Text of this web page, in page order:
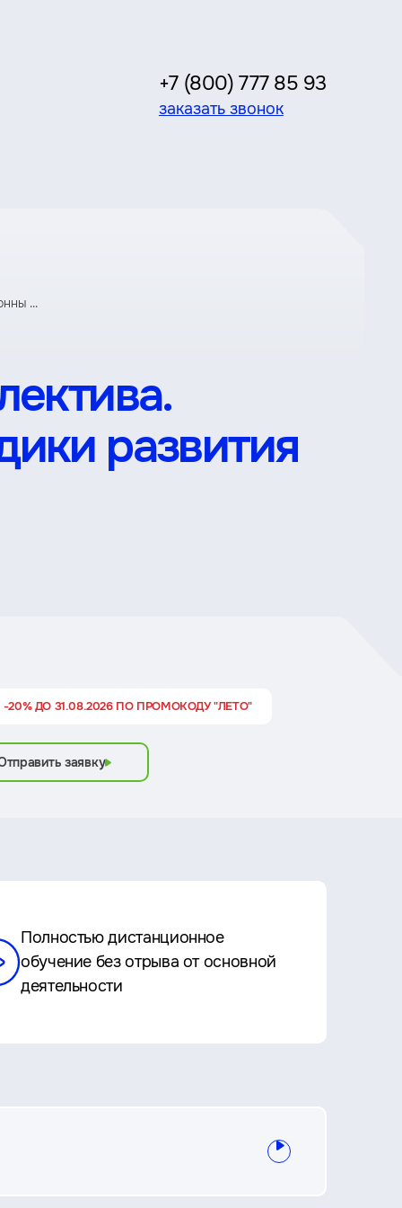
+7 (800) 777 85 93
заказать звонок
...
развития
20% ДО 31.08.2026 ПО ПРОМОКОДУ "ЛЕТО"
заявку
Полностью дистанционное
обучение без отрыва от основной
деятельности